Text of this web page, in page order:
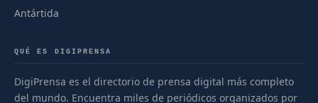
Antártida
QUÉ ES DIGIPRENSA
DigiPrensa es el directorio de prensa digital más completo
del mundo. Encuentra miles de periódicos organizados por